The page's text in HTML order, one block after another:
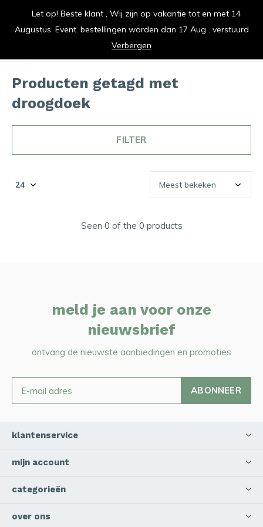
vrolijk je keuken op
Producten getagd met
droogdoek
FILTER
Seen 0 of the 0 products
meld je aan voor onze
nieuwsbrief
ontvang de nieuwste aanbiedingen en promoties
ABONNEER
klantenservice
mijn account
categorieën
over ons
Let op! Beste klant , Wij zijn op vakantie tot en met 14
Augustus. Event. bestellingen worden dan 17 Aug . verstuurd
Verbergen